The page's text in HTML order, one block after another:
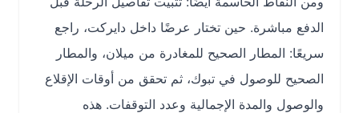
الدفع مباشرة. حين تختار عرضًا داخل دايركت، راجع
سريعًا: المطار الصحيح للمغادرة من ميلان، والمطار
الصحيح للوصول في تبوك، ثم تحقق من أوقات الإقلاع
والوصول والمدة الإجمالية وعدد التوقفات. هذه